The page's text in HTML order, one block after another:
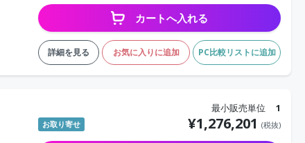
カートへ入れる
詳細を見る お気に入りに追加 PC比較リストに追加
最小販売単位 1
お取り寄せ ¥1,276,201 (税抜)